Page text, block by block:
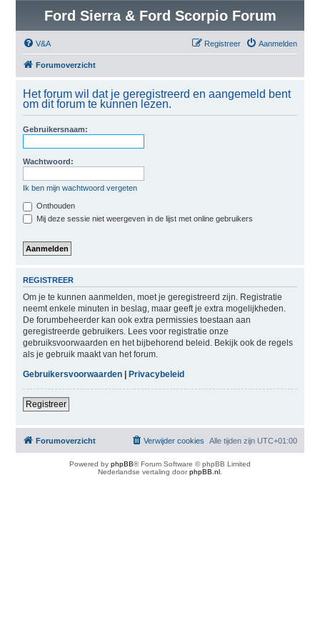
Ford Sierra & Ford Scorpio Forum
V&A Aanmelden
Registreer
Forumoverzicht
Het forum wil dat je geregistreerd en aangemeld bent
om dit forum te kunnen lezen.
Gebruikersnaam:
Wachtwoord:
Ik ben mijn wachtwoord vergeten
Onthouden
Mij deze sessie niet weergeven in de lijst met online gebruikers
REGISTREER
Om je te kunnen aanmelden, moet je geregistreerd zijn. Registratie
neemt enkele minuten in beslag, maar geeft je extra mogelijkheden.
De forumbeheerder kan ook extra permissies toestaan aan
geregistreerde gebruikers. Lees voor registratie onze
gebruiksvoorwaarden en het bijbehorend beleid. Bekijk ook de regels
als je gebruik maakt van het forum.
Gebruikersvoorwaarden| Privacybeleid
Registreer
Forumoverzicht Alle tijden zijn UTC+01:00
Verwijder cookies
Powered by phpBB® Forum Software © phpBB Limited
Nederlandse vertaling doorphpBB.nl